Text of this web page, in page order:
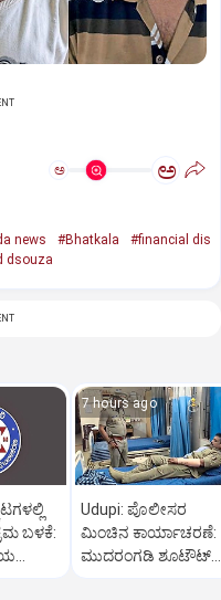
ಅ ಅ
news #Bhatkala
#financial dis
dsouza
ಬಳಕೆ:
7 hours ago
Udupi: ಪೊಲೀಸರ
ಮಿಂಚಿನ ಕಾರ್ಯಾಚರಣೆ:
ಮುದರಂಗಡಿ ಶೂಟೌಟ್‌